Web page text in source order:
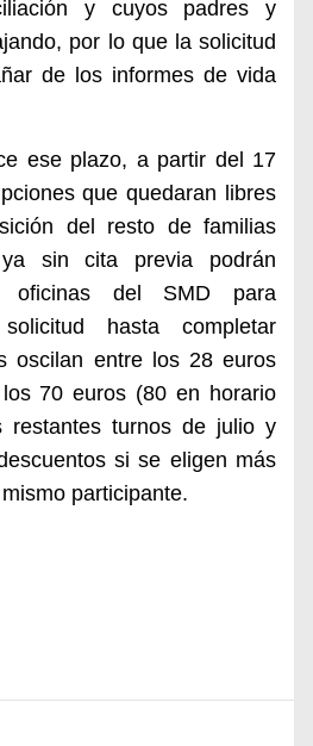
y cuyos padres y
por lo que la solicitud
de los informes de vida
ese plazo, a partir del 17
que quedaran libres
del resto de familias
sin cita previa podrán
oficinas del SMD para
hasta completar
oscilan entre los 28 euros
70 euros (80 en horario
restantes turnos de julio y
si se eligen más
participante.